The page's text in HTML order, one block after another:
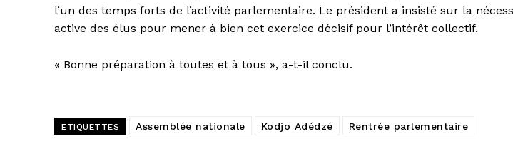
l’un des temps forts de l’activité parlementaire. Le président a insisté sur la
active des élus pour mener à bien cet exercice décisif pour l’intérêt collectif.
« Bonne préparation à toutes et à tous », a-t-il conclu.
ETIQUETTES Assemblée nationale Kodjo Adédzé Rentrée parlementaire